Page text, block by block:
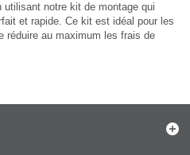
notre kit de montage qui
et rapide. Ce kit est idéal pour les
réduire au maximum les frais de